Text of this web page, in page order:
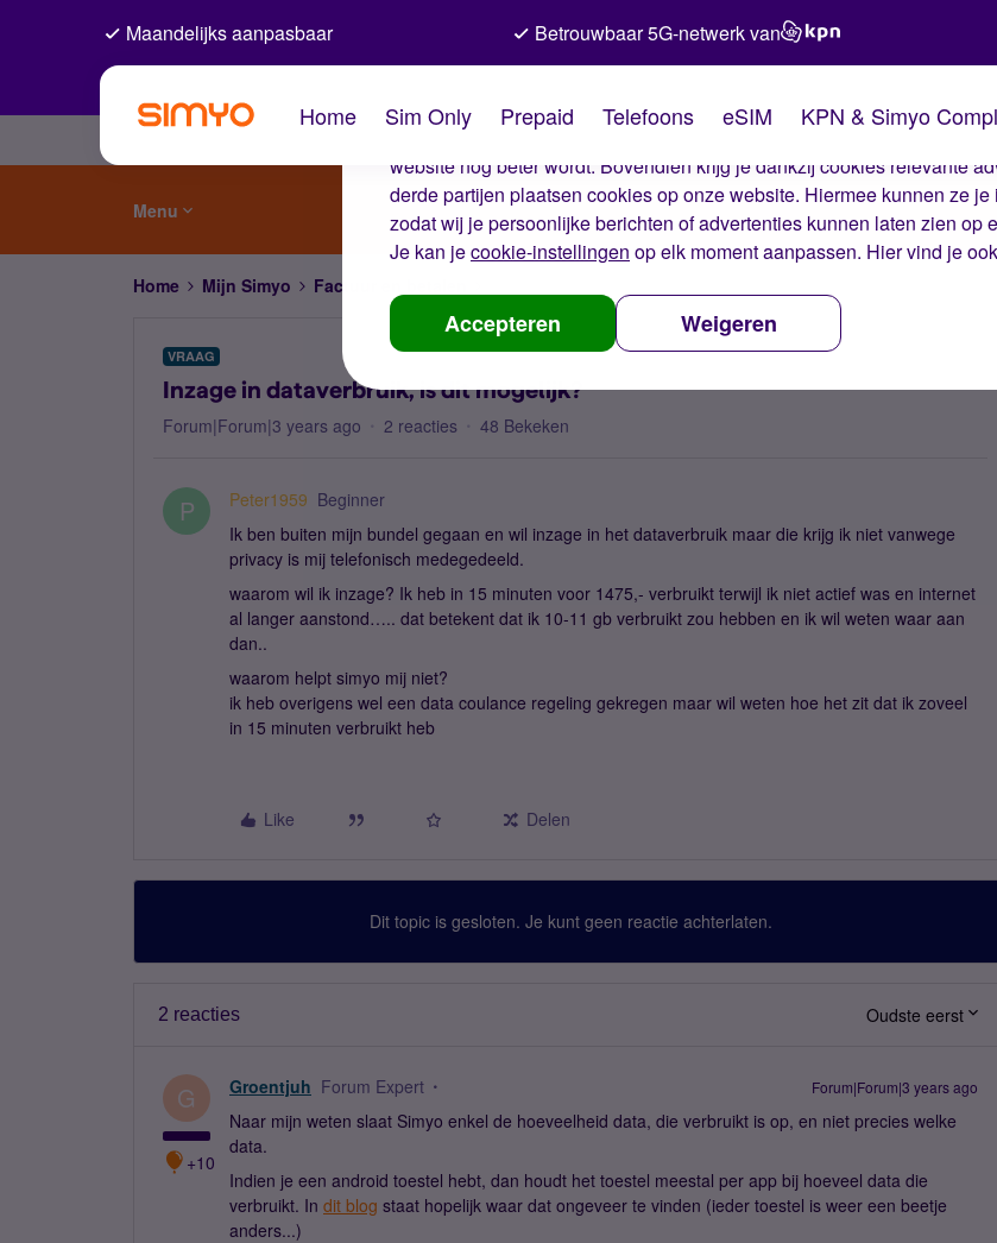
De cookies van Simyo
Wij gebruiken cookies op onze website. Met deze cookies zorgen wij
website nog beter wordt. Bovendien krijg je dankzij cookies relevante
derde partijen plaatsen cookies op onze website. Hiermee kunnen ze
zodat wij je persoonlijke berichten of advertenties kunnen laten zien op
Je kan jecookie-instellingen op elk moment aanpassen. Hier vind je
Accepteren Weigeren
Maandelijks aanpasbaar Betrouwbaar 5G-netwerk van
Home Sim Only Prepaid Telefoons eSIM KPN & Simyo
Menu
Home Mijn Simyo Factuur en betalen
VRAAG
Inzage in dataverbruik, is dit mogelijk?
Forum|Forum|3 years ago 2 reacties 48 Bekeken
P Peter1959 Beginner
Ik ben buiten mijn bundel gegaan en wil inzage in het dataverbruik maar die krijg ik niet vanwege
privacy is mij telefonisch medegedeeld.
waarom wil ik inzage? Ik heb in 15 minuten voor 1475,- verbruikt terwijl ik niet actief was en internet
al langer aanstond….. dat betekent dat ik 10-11 gb verbruikt zou hebben en ik wil weten waar aan
dan..
waarom helpt simyo mij niet?
ik heb overigens wel een data coulance regeling gekregen maar wil weten hoe het zit dat ik zoveel
in 15 minuten verbruikt heb
Like Delen
Dit topic is gesloten. Je kunt geen reactie achterlaten.
2 reacties Oudste eerst
G
+10
Groentjuh Forum Expert Forum|Forum|3 years ago
Naar mijn weten slaat Simyo enkel de hoeveelheid data, die verbruikt is op, en niet precies welke
data.
Indien je een android toestel hebt, dan houdt het toestel meestal per app bij hoeveel data die
verbruikt. In dit blog staat hopelijk waar dat ongeveer te vinden (ieder toestel is weer een beetje
anders...)